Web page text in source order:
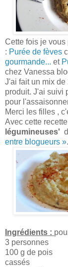
Cette fois je
: Purée de fèves
gourmande... et
chez Vanessa
J'ai fait un mix
produit. J'ai suivi
pour
Merci les filles ,
Avec cette
légumineuses'
entre blogueurs ».
Ingrédients :
3 personnes
100 g de pois
cassés